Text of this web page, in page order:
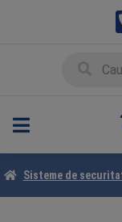
Sisteme de